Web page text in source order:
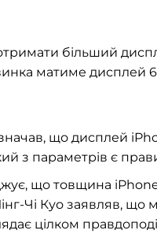
більший
матиме дисплей
що дисплей
з параметрів є
що товщина
Чі Куо заявляв,
цілком